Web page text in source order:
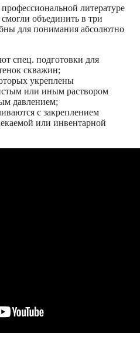
литературе
объединить в три
для понимания абсолютно
спец. подготовки для
скважин;
укреплены
или иным раствором
давлением;
с закреплением
или инвентарной